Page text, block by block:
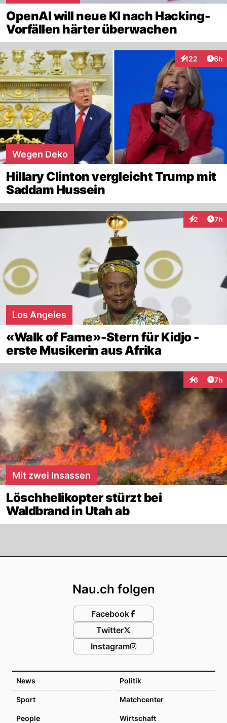
OpenAI will neue KI nach Hacking-
Vorfällen härter überwachen
122
Interaktionen
6h
Wegen Deko
Hillary Clinton vergleicht Trump mit
Saddam Hussein
2 7h
Los Angeles
«Walk of Fame»-Stern für Kidjo -
erste Musikerin aus Afrika
6 7h
Mit zwei Insassen
Löschhelikopter stürzt bei
Waldbrand in Utah ab
News Politik
Sport Matchcenter
People Wirtschaft
Nau.ch folgen
Facebook
Twitter
Instagram